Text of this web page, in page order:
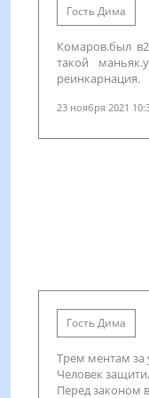
Гость Дима
Комаров.был
такой
реинкарнация.
23 ноября 2021
Гость Дима
Трем ментам за
Человек
Перед законом